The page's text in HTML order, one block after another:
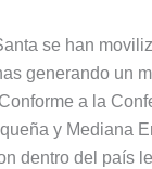
se han
generando un
a la
y Mediana
dentro del país